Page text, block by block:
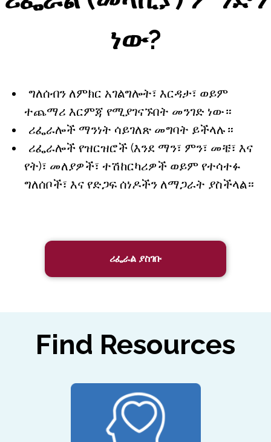
ነው?
ግለሰብን ለምክር አገልግሎት፣ እርዳታ፣ ወይም
ተጨማሪ እርምጃ የሚያገናኙበት መንገድ ነው።
ሪፌራሎች ማንነት ሳይገለጽ መግባት ይችላሉ።
ሪፌራሎች የዝርዝሮች (እንደ ማን፣ ምን፣ መቼ፣ እና
የት)፣ መለያዎች፣ ተሽከርካሪዎች ወይም የተሳተፉ
ግለሰቦች፣ እና የድጋፍ ሰነዶችን ለማጋራት ያስችላል።
ሪፌራል ያስገቡ
Find Resources